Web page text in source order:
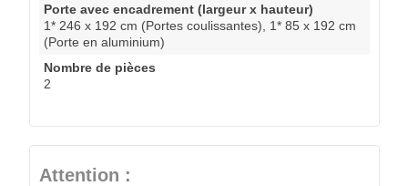
Porte avec encadrement (largeur x hauteur)
1* 246 x 192 cm (Portes coulissantes), 1* 85 x 192 cm
(Porte en aluminium)
Nombre de pièces
2
Attention :